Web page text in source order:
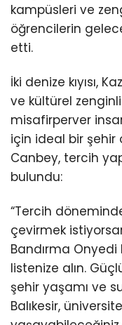
kampüsleri ve
öğrencilerin
etti.
İki denize kıyısı,
ve kültürel
misafirperver
için ideal bir şehir
Canbey, tercih
bulundu:
“Tercih
çevirmek
Bandırma Onyedi
listenize alın.
şehir yaşamı ve
Balıkesir,